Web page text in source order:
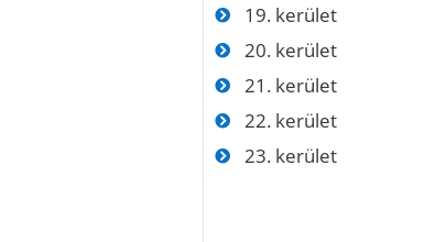
19. kerület
20. kerület
21. kerület
22. kerület
23. kerület